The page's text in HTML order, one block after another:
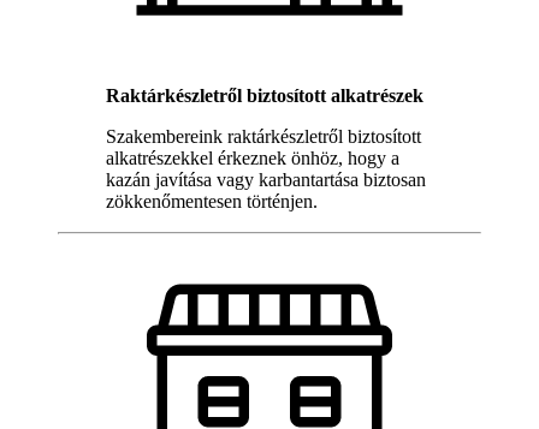
Raktárkészletről biztosított alkatrészek
Szakembereink raktárkészletről biztosított
alkatrészekkel érkeznek önhöz, hogy a
kazán javítása vagy karbantartása biztosan
zökkenőmentesen történjen.